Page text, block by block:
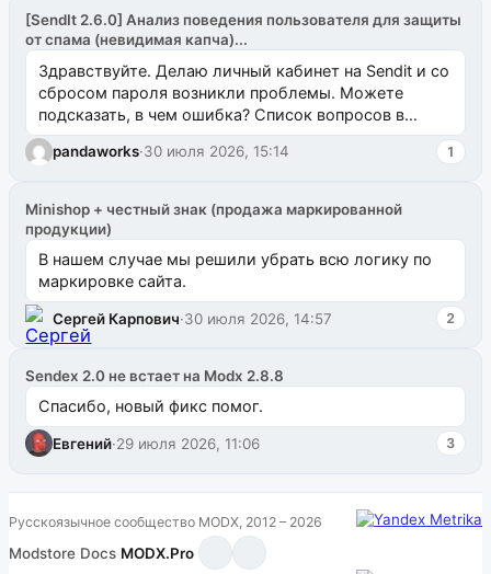
[SendIt 2.6.0] Анализ поведения пользователя для защиты
от спама (невидимая капча)...
Здравствуйте. Делаю личный кабинет на Sendit и со
сбросом пароля возникли проблемы. Можете
подсказать, в чем ошибка? Список вопросов в
одноименном разделе на modx.pro пока пуст, и,...
pandaworks·30 июля 2026, 15:14 1
Minishop + честный знак (продажа маркированной
продукции)
В нашем случае мы решили убрать всю логику по
маркировке сайта.
Сергей Карпович·30 июля 2026, 14:57 2
Sendex 2.0 не встает на Modx 2.8.8
Спасибо, новый фикс помог.
Евгений·29 июля 2026, 11:06 3
Русскоязычное сообщество MODX, 2012 – 2026
Modstore·Docs·MODX.Pro·